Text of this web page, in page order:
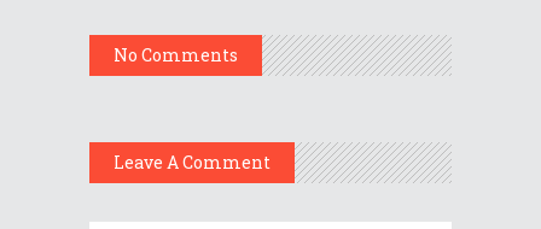
No Comments
Leave A Comment